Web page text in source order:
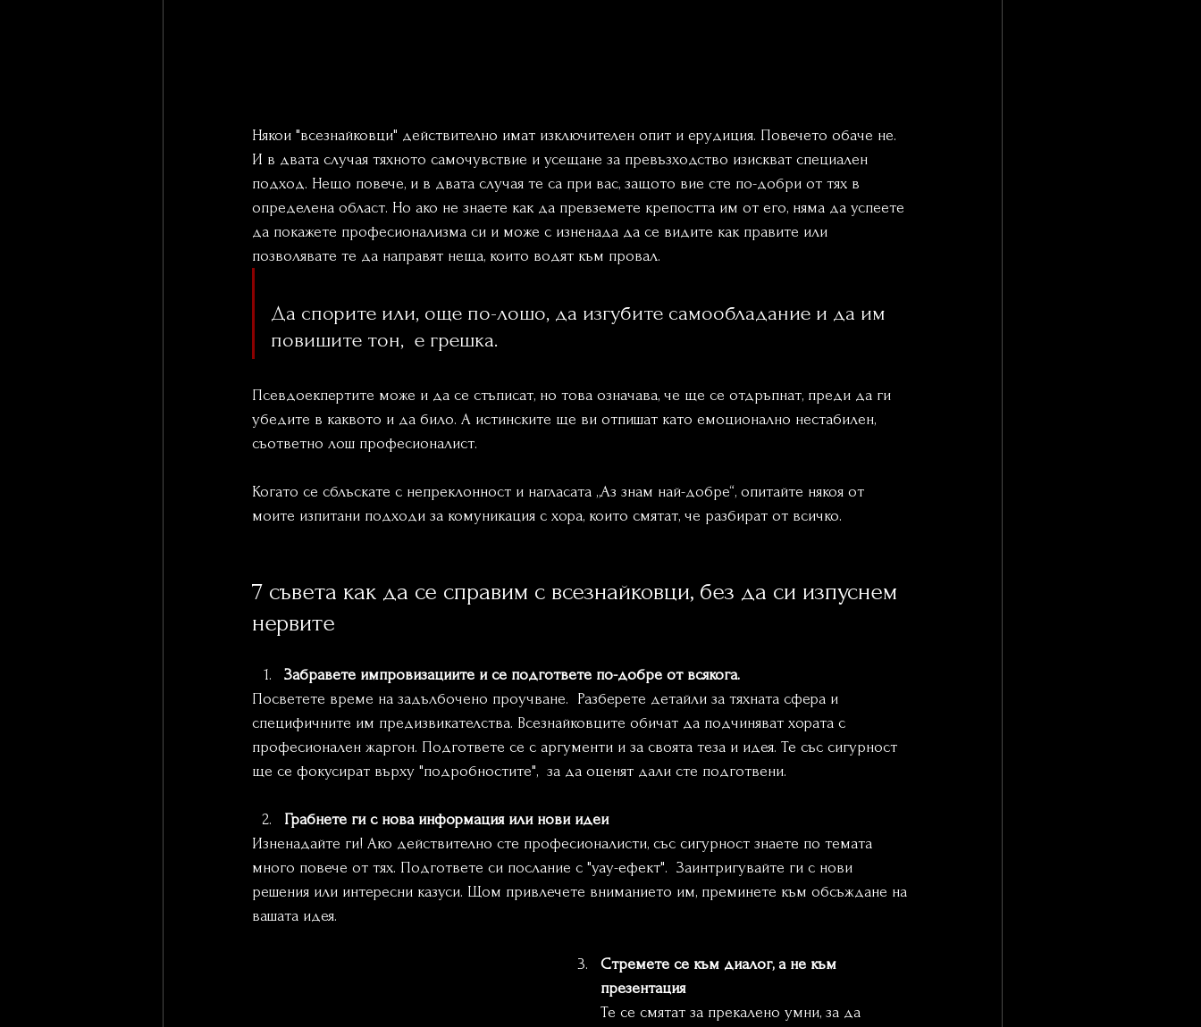
Някои "всезнайковци" действително имат изключителен опит и ерудиция. Повечето обаче не.
И в двата случая тяхното самочувствие и усещане за превъзходство изискват специален
подход. Нещо повече, и в двата случая те са при вас, защото вие сте по-добри от тях в
определена област. Но ако не знаете как да превземете крепостта им от его, няма да успеете
да покажете професионализма си и може с изненада да се видите как правите или
позволявате те да направят неща, които водят към провал.
Да спорите или, още по-лошо, да изгубите самообладание и да им
повишите тон,  е грешка.
Псевдоекпертите може и да се стъписат, но това означава, че ще се отдръпнат, преди да ги
убедите в каквото и да било. А истинските ще ви отпишат като емоционално нестабилен,
съответно лош професионалист.
Когато се сблъскате с непреклонност и нагласата „Аз знам най-добре“, опитайте някоя от
моите изпитани подходи за комуникация с хора, които смятат, че разбират от всичко.
7 съвета как да се справим с всезнайковци, без да си изпуснем
нервите
Забравете импровизациите и се подгответе по-добре от всякога.
Посветете време на задълбочено проучване.  Разберете детайли за тяхната сфера и
специфичните им предизвикателства. Всезнайковците обичат да подчиняват хората с
професионален жаргон. Подгответе се с аргументи и за своята теза и идея. Те със сигурност
ще се фокусират върху "подробностите",  за да оценят дали сте подготвени.
Грабнете ги с нова информация или нови идеи
Изненадайте ги! Ако действително сте професионалисти, със сигурност знаете по темата
много повече от тях. Подгответе си послание с "уау-ефект".  Заинтригувайте ги с нови
решения или интересни казуси. Щом привлечете вниманието им, преминете към обсъждане на
вашата идея.
Стремете се към диалог, а не към
презентация
Те се смятат за прекалено умни, за да